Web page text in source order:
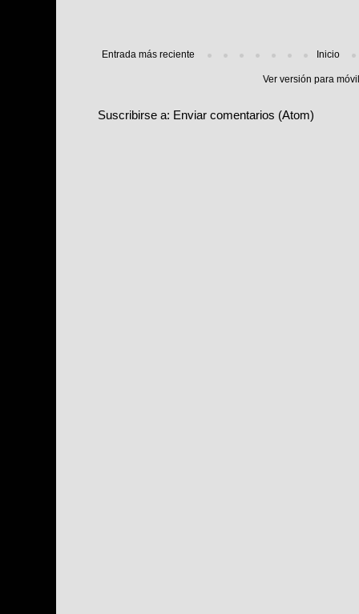
Entrada más reciente Inicio
Ver versión para
Suscribirse a: Enviar comentarios (Atom)